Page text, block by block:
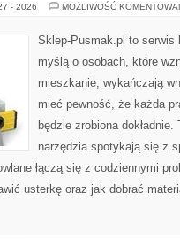
- 2026 MOŻLIWOŚĆ
Sklep-Pusmak.pl to serwis
myślą o osobach, które
mieszkanie, wykańczają
mieć pewność, że każda
będzie zrobiona
narzędzia spotykają się z
łączą się z codziennymi
usterkę oraz jak dobrać